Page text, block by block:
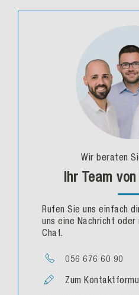
Wir beraten
Ihr Team von
Rufen Sie uns einfach
uns eine Nachricht oder
Chat.
056 676 60 90
Zum